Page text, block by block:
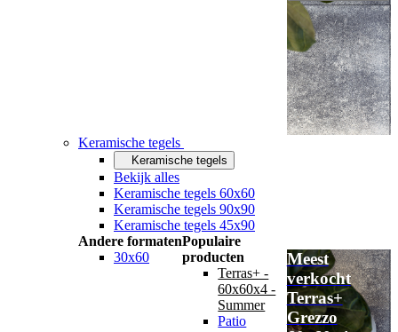
Keramische tegels
Keramische tegels
Bekijk alles
Keramische tegels 60x60
Keramische tegels 90x90
Keramische tegels 45x90
Andere formaten
30x60
Populaire
producten
Terras+ -
60x60x4 -
Summer
Patio
Meest
verkocht
Terras+
Grezzo